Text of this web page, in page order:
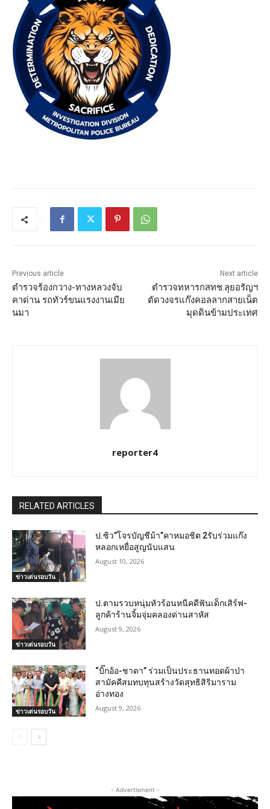
Previous article
ตำรวจร้องกวาง-ทางหลวงจับ
คาด่าน รถทัวร์ขนแรงงานเมีย
นมา
Next article
ตำรวจทหารกสทช.ลุยอรัญฯ
ตัดวงจรแก๊งคอลลากสายเน็ต
มุดดินข้ามประเทศ
reporter4
RELATED ARTICLES
ข่าวเด่นรอบวัน
ป.ซิว”โจรบัญชีม้า”คาหมอชิต 2รับร่วมแก๊ง
หลอกเหยื่อสูญนับแสน
August 10, 2026
ข่าวเด่นรอบวัน
ป.ตามรวบหนุ่มหัวร้อนหนีคดีฟันเด็กเสิร์ฟ-
ลูกค้าร้านจิ้มจุ่มคลองด่านสาหัส
August 9, 2026
ข่าวเด่นรอบวัน
“บิ๊กอ้อ-ชาดา” ร่วมเป็นประธานทอดผ้าป่า
สามัคคีสมทบทุนสร้างวัดสุทธิสิริมาราม
อ่างทอง
August 9, 2026
- Advertisment -